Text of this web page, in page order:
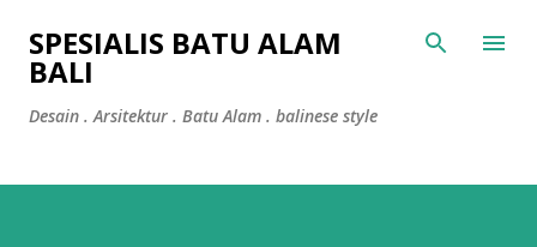
Skip to main content
SPESIALIS BATU ALAM
BALI
Desain . Arsitektur . Batu Alam . balinese style